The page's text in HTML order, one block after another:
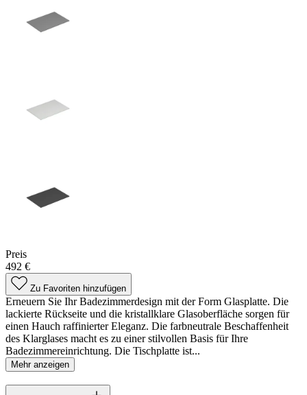
Preis
492 €
Zu Favoriten hinzufügen
Erneuern Sie Ihr Badezimmerdesign mit der Form Glasplatte. Die
lackierte Rückseite und die kristallklare Glasoberfläche sorgen für
einen Hauch raffinierter Eleganz. Die farbneutrale Beschaffenheit
des Klarglases macht es zu einer stilvollen Basis für Ihre
Badezimmereinrichtung. Die Tischplatte ist...
Mehr anzeigen